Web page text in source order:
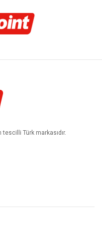
Türk markasıdır.